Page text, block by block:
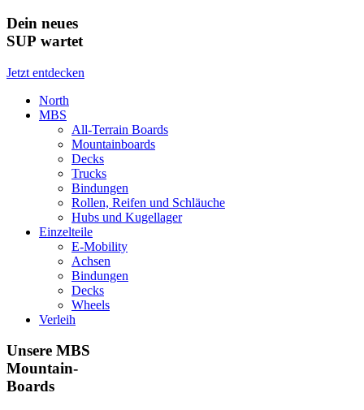
Dein neues
SUP wartet
Jetzt entdecken
North
MBS
All-Terrain Boards
Mountainboards
Decks
Trucks
Bindungen
Rollen, Reifen und Schläuche
Hubs und Kugellager
Einzelteile
E-Mobility
Achsen
Bindungen
Decks
Wheels
Verleih
Unsere MBS
Mountain-
Boards